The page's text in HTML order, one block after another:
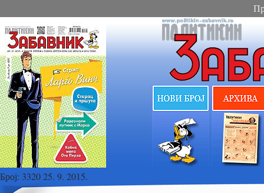
Број: 3320 25. 9. 2015.